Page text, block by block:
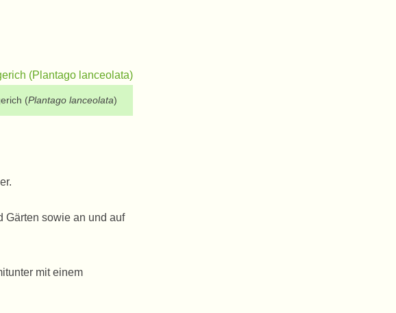
(Plantago lanceolata)
Gärten sowie an und auf
mit einem